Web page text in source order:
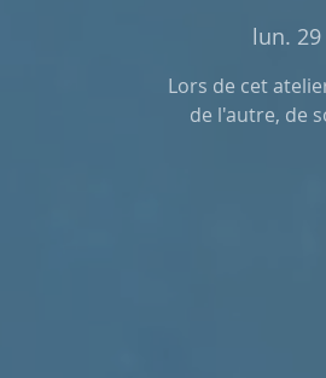
lun. 29
Lors de cet
de l'autre, de